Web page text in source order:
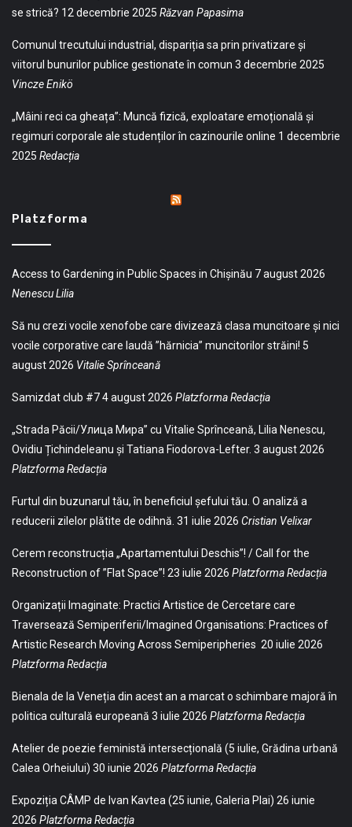
se strică? 12 decembrie 2025 Răzvan Papasima
Comunul trecutului industrial, dispariția sa prin privatizare și
viitorul bunurilor publice gestionate în comun 3 decembrie 2025
Vincze Enikö
„Mâini reci ca gheața”: Muncă fizică, exploatare emoțională și
regimuri corporale ale studenților în cazinourile online 1 decembrie
2025 Redacția
Platzforma
Access to Gardening in Public Spaces in Chișinău 7 august 2026
Nenescu Lilia
Să nu crezi vocile xenofobe care divizează clasa muncitoare și nici
vocile corporative care laudă ”hărnicia” muncitorilor străini! 5
august 2026 Vitalie Sprînceană
Samizdat club #74 august 2026 Platzforma Redacția
„Strada Păcii/Улица Мира” cu Vitalie Sprînceană, Lilia Nenescu,
Ovidiu Țichindeleanu și Tatiana Fiodorova-Lefter. 3 august 2026
Platzforma Redacția
Furtul din buzunarul tău, în beneficiul șefului tău. O analiză a
reducerii zilelor plătite de odihnă. 31 iulie 2026 Cristian Velixar
Cerem reconstrucția „Apartamentului Deschis”! / Call for the
Reconstruction of ”Flat Space”! 23 iulie 2026 Platzforma Redacția
Organizații Imaginate: Practici Artistice de Cercetare care
Traversează Semiperiferii/Imagined Organisations: Practices of
Artistic Research Moving Across Semiperipheries 20 iulie 2026
Platzforma Redacția
Bienala de la Veneția din acest an a marcat o schimbare majoră în
politica culturală europeană 3 iulie 2026 Platzforma Redacția
Atelier de poezie feministă intersecțională (5 iulie, Grădina urbană
Calea Orheiului) 30 iunie 2026 Platzforma Redacția
Expoziția CÂMP de Ivan Kavtea (25 iunie, Galeria Plai) 26 iunie
2026 Platzforma Redacția